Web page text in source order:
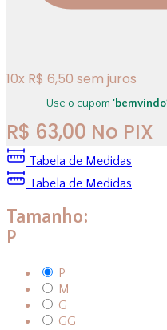
10x R$ 6,50 sem juros
Use o cupom
R$ 63,00 No PIX
Tabela de Medidas
Tabela de Medidas
Tamanho:
P
P
M
G
GG